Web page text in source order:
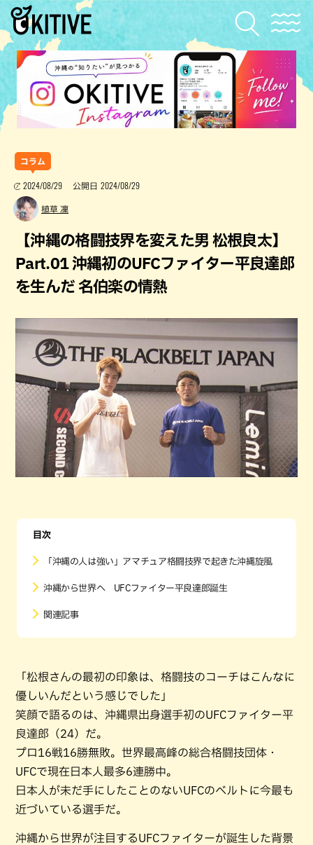
コラム
2024/08/29 公開日 2024/08/29
植草 凜
【沖縄の格闘技界を変えた男 松根良太】
Part.01 沖縄初のUFCファイター平良達郎
を生んだ 名伯楽の情熱
目次
「沖縄の人は強い」アマチュア格闘技界で起きた沖縄旋風
沖縄から世界へ UFCファイター平良達郎誕生
関連記事
「松根さんの最初の印象は、格闘技のコーチはこんなに
優しいんだという感じでした」
笑顔で語るのは、沖縄県出身選手初のUFCファイター平
良達郎（24）だ。
プロ16戦16勝無敗。世界最高峰の総合格闘技団体・
UFCで現在日本人最多6連勝中。
日本人が未だ手にしたことのないUFCのベルトに今最も
近づいている選手だ。
沖縄から世界が注目するUFCファイターが誕生した背景